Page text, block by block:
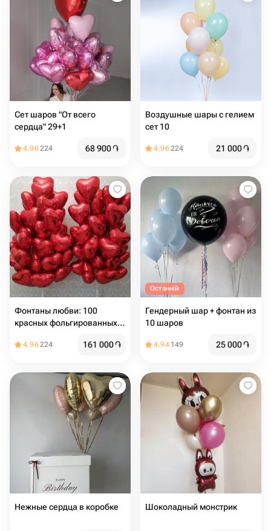
Сет шаров "От всего
сердца" 29+1
4.96224 68 900֏
Воздушные шары с гелием
сет 10
4.96224 21 000֏
Фонтаны любви: 100
красных фольгированных
4.96224 161 000֏
Останній
Гендерный шар + фонтан из
10 шаров
4.94 149 25 000֏
Нежные сердца в коробке Шоколадный монстрик